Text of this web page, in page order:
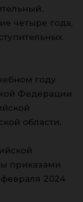
четыре года,
году
Федерации
области.
приказами
2024